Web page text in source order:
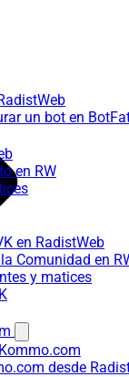
un bot en
en RW
en RadistWeb
Comunidad en
y matices
desde